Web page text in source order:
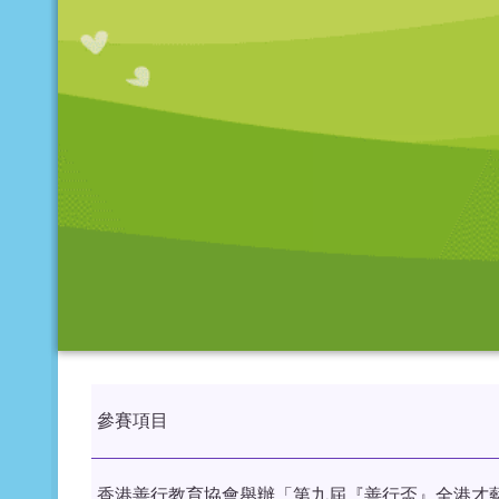
參賽項目
香港善行教育協會舉辦「第九屆『善行盃』全港才